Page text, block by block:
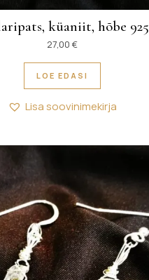
küaniit, hõbe 925
27,00 €
LOE EDASI
Lisa soovinimekirja